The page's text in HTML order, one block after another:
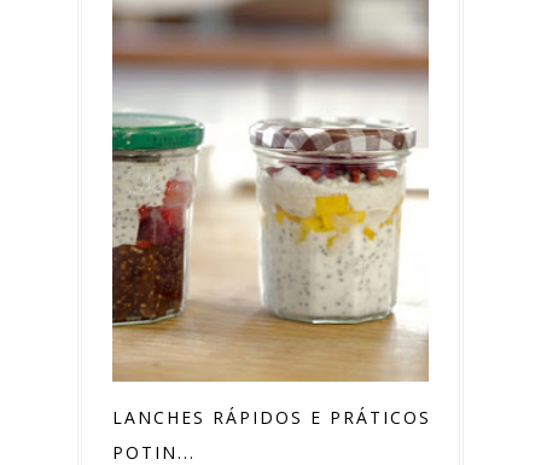
LANCHES RÁPIDOS E PRÁTICOS EM
POTIN...